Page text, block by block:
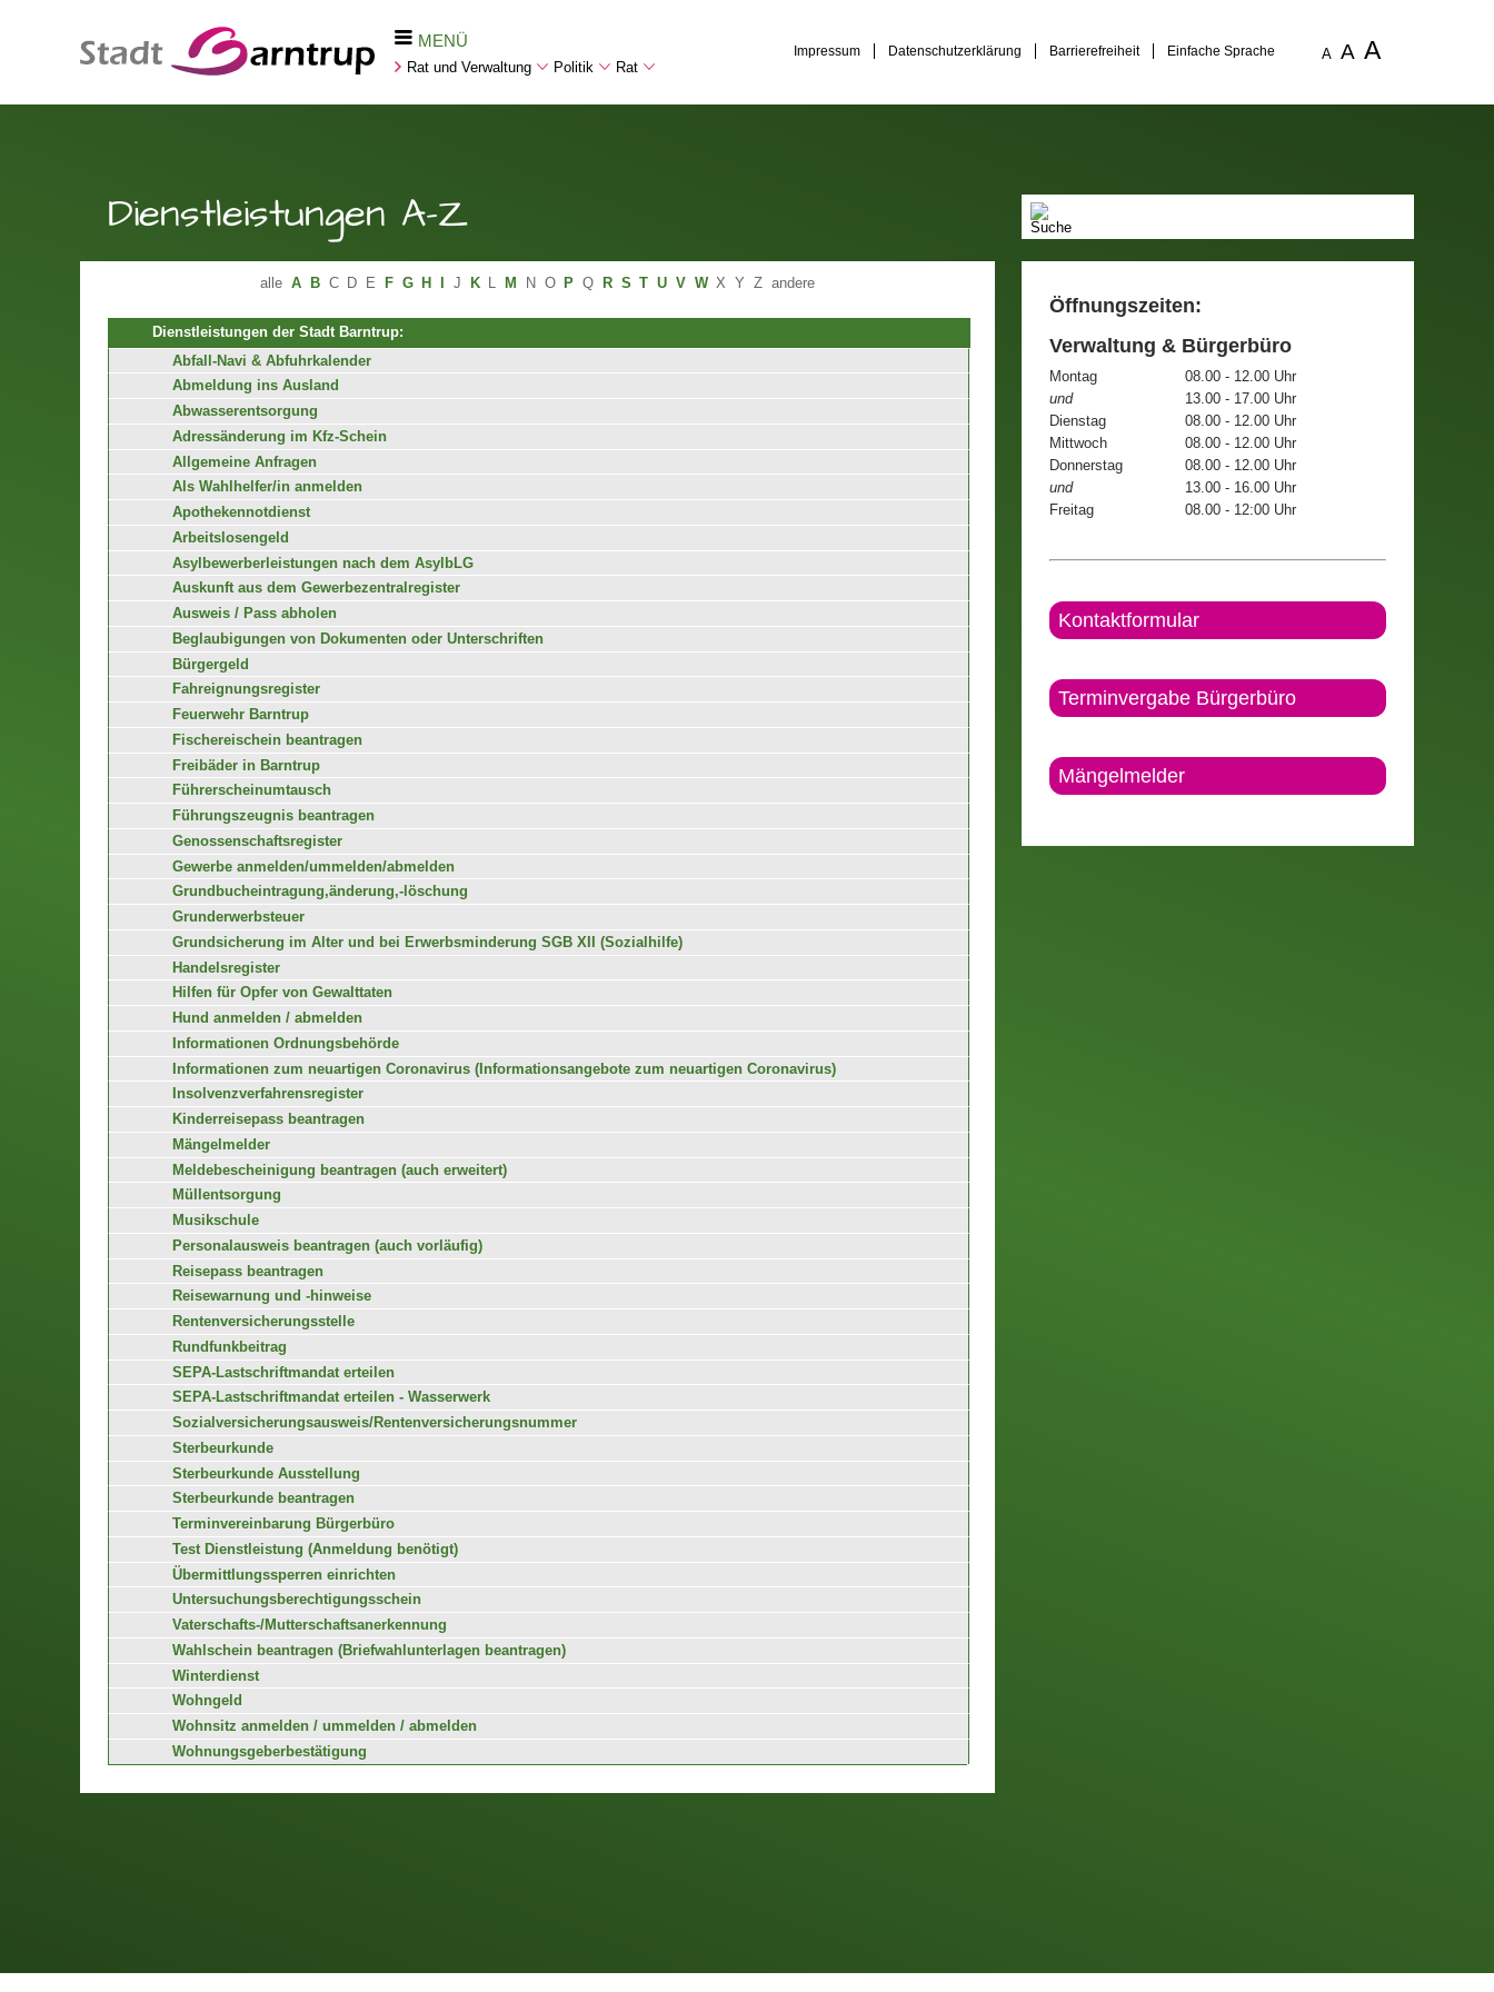
MENÜ
Rat und Verwaltung Politik Rat
Impressum Datenschutzerklärung Barrierefreiheit Einfache Sprache A A A
Dienstleistungen A-Z
alle A B C D E F G H J K M N O P Q R S T U V W X Y Z andere
Dienstleistungen der Stadt Barntrup:
Abfall-Navi & Abfuhrkalender
Abmeldung ins Ausland
Abwasserentsorgung
Adressänderung im Kfz-Schein
Allgemeine Anfragen
Als Wahlhelfer/in anmelden
Apothekennotdienst
Arbeitslosengeld
Asylbewerberleistungen nach dem AsylbLG
Auskunft aus dem Gewerbezentralregister
Ausweis / Pass abholen
Beglaubigungen von Dokumenten oder Unterschriften
Bürgergeld
Fahreignungsregister
Feuerwehr Barntrup
Fischereischein beantragen
Freibäder in Barntrup
Führerscheinumtausch
Führungszeugnis beantragen
Genossenschaftsregister
Gewerbe anmelden/ummelden/abmelden
Grundbucheintragung,änderung,-löschung
Grunderwerbsteuer
Grundsicherung im Alter und bei Erwerbsminderung SGB XII (Sozialhilfe)
Handelsregister
Hilfen für Opfer von Gewalttaten
Hund anmelden / abmelden
Informationen Ordnungsbehörde
Informationen zum neuartigen Coronavirus (Informationsangebote zum neuartigen Coronavirus)
Insolvenzverfahrensregister
Kinderreisepass beantragen
Mängelmelder
Meldebescheinigung beantragen (auch erweitert)
Müllentsorgung
Musikschule
Personalausweis beantragen (auch vorläufig)
Reisepass beantragen
Reisewarnung und -hinweise
Rentenversicherungsstelle
Rundfunkbeitrag
SEPA-Lastschriftmandat erteilen
SEPA-Lastschriftmandat erteilen - Wasserwerk
Sozialversicherungsausweis/Rentenversicherungsnummer
Sterbeurkunde
Sterbeurkunde Ausstellung
Sterbeurkunde beantragen
Terminvereinbarung Bürgerbüro
Test Dienstleistung (Anmeldung benötigt)
Übermittlungssperren einrichten
Untersuchungsberechtigungsschein
Vaterschafts-/Mutterschaftsanerkennung
Wahlschein beantragen (Briefwahlunterlagen beantragen)
Winterdienst
Wohngeld
Wohnsitz anmelden / ummelden / abmelden
Wohnungsgeberbestätigung
Öffnungszeiten:
Verwaltung & Bürgerbüro
Montag
08.00 - 12.00 Uhr
und
13.00 - 17.00 Uhr
Dienstag
08.00 - 12.00 Uhr
Mittwoch
08.00 - 12.00 Uhr
Donnerstag
08.00 - 12.00 Uhr
und
13.00 - 16.00 Uhr
Freitag
08.00 - 12:00 Uhr
Kontaktformular
Terminvergabe Bürgerbüro
Mängelmelder